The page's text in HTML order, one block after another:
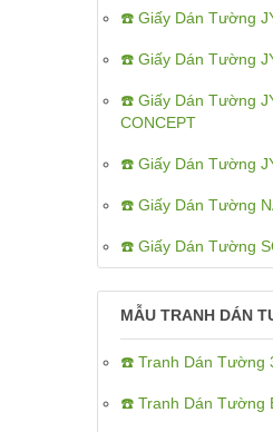
☎️ Giấy Dán Tường
☎️ Giấy Dán Tường
☎️ Giấy Dán Tường
CONCEPT
☎️ Giấy Dán Tường
☎️ Giấy Dán Tường
☎️ Giấy Dán Tường
MẪU TRANH DÁN
☎️ Tranh Dán Tường
☎️ Tranh Dán Tường